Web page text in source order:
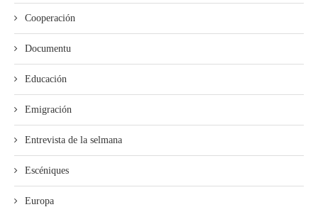
Cooperación
Documentu
Educación
Emigración
Entrevista de la selmana
Escéniques
Europa